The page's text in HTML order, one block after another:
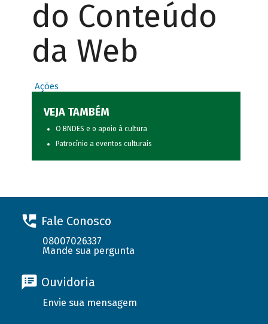
do Conteúdo
da Web
Ações
VEJA TAMBÉM
O BNDES e o apoio à cultura
Patrocínio a eventos culturais
Fale Conosco
08007026337
Mande sua pergunta
Ouvidoria
Envie sua mensagem